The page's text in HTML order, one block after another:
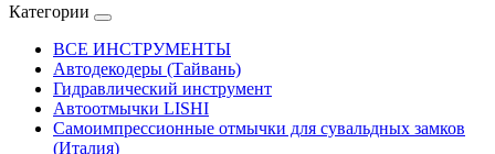
Категории
ВСЕ ИНСТРУМЕНТЫ
Автодекодеры (Тайвань)
Гидравлический инструмент
Автоотмычки LISHI
Самоимпрессионные отмычки для сувальдных замков
(Италия)